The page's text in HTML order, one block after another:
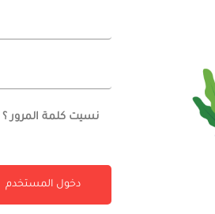
نسيت كلمة المرور ؟